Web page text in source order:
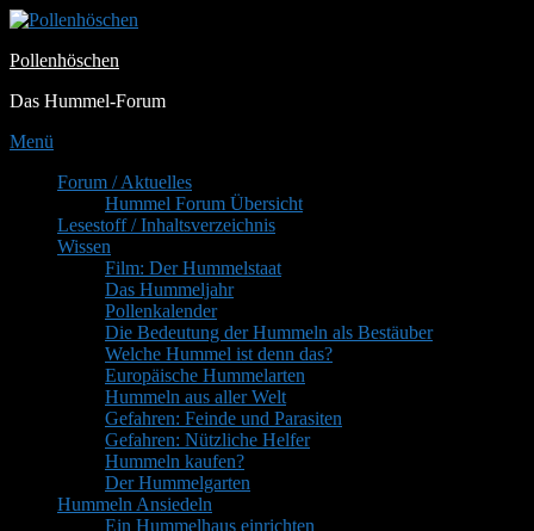
Zum
springen
Pollenhöschen
Das Hummel-Forum
Menü
PrimäresForum / Aktuelles
Hummel Forum Übersicht
Lesestoff / Inhaltsverzeichnis
Wissen
Film: Der Hummelstaat
Das Hummeljahr
Pollenkalender
Die Bedeutung der Hummeln als Bestäuber
Welche Hummel ist denn das?
Europäische Hummelarten
Hummeln aus aller Welt
Gefahren: Feinde und Parasiten
Gefahren: Nützliche Helfer
Hummeln kaufen?
Der Hummelgarten
Hummeln Ansiedeln
Ein Hummelhaus einrichten